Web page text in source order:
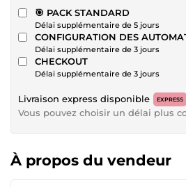
🎯 PACK STANDARD
Délai supplémentaire de 5 jours
CONFIGURATION DES
Délai supplémentaire de 3 jours
CHECKOUT
Délai supplémentaire de 3 jours
Livraison express disponible EXPRESS
Vous pouvez choisir un délai plus
À propos du vendeur